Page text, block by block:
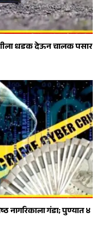
धडक देऊन चालक पसार
गंडा; पुण्यात ४